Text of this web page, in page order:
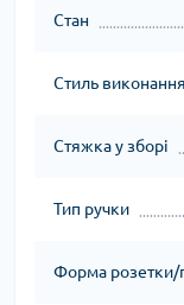
Стан
Стиль виконання
Стяжка у зборі
Тип ручки
Форма розетки/